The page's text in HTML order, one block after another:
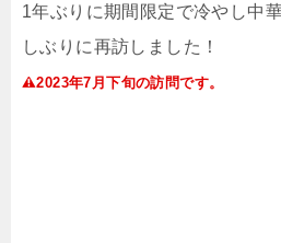
1年ぶりに期間限定で冷やし中
しぶりに再訪しました！
2023年7 月下旬の訪問です。